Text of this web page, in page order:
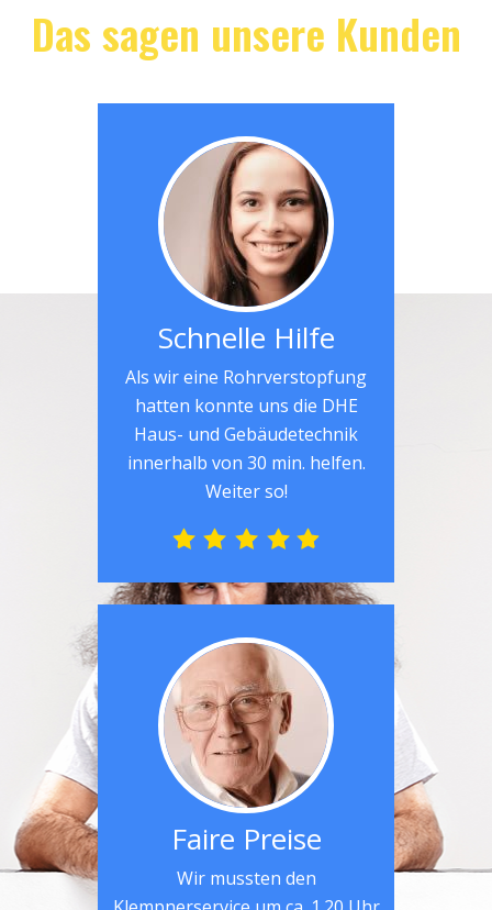
Das sagen unsere Kunden
Schnelle Hilfe
Als wir eine Rohrverstopfung
hatten konnte uns die DHE
Haus- und Gebäudetechnik
innerhalb von 30 min. helfen.
Weiter so!
Faire Preise
Wir mussten den